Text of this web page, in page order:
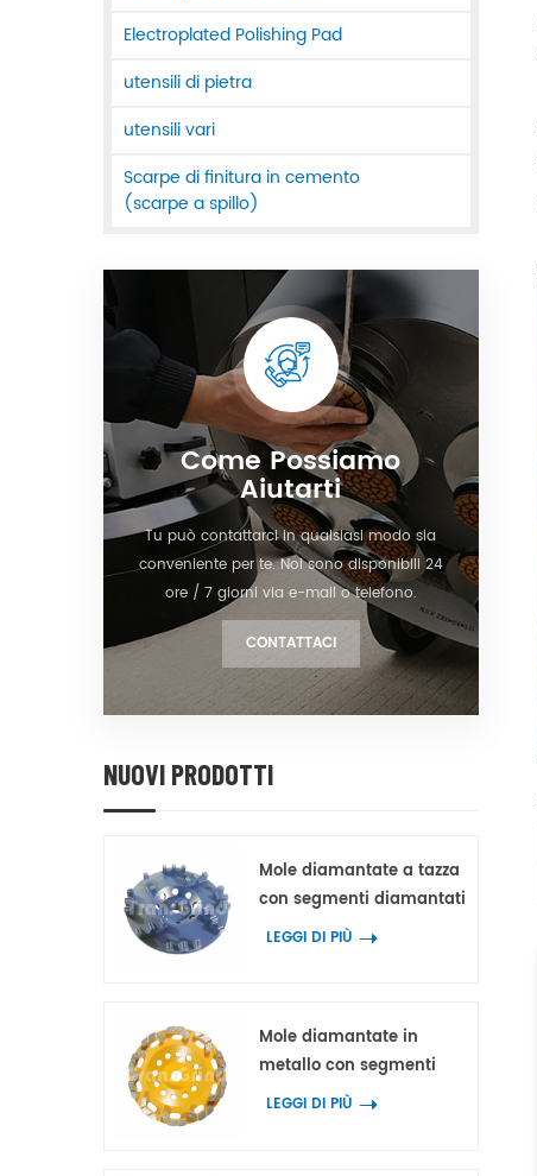
Electroplated Polishing Pad
utensili di pietra
utensili vari
Scarpe di finitura in cemento
(scarpe a spillo)
Come Possiamo
Aiutarti
Tu può contattarci in qualsiasi modo sia
conveniente per te. Noi sono disponibili 24
ore / 7 giorni via e-mail o telefono.
CONTATTACI
NUOVI PRODOTTI
Mole diamantate a tazza
con segmenti diamantati
dentellati multipli a
LEGGI DI PIÙ
Mole diamantate in
metallo con segmenti
diamantati a blocchi a
LEGGI DI PIÙ